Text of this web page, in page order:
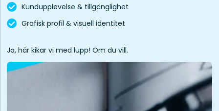
Kundupplevelse & tillgänglighet
Grafisk profil & visuell identitet
Ja, här kikar vi med lupp! Om du vill.